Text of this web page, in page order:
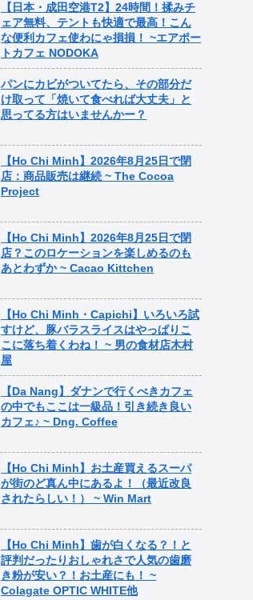
【日本・成田空港T2】24時間！揉みチ
ェア無料、テントも快適で最高！こん
な便利カフェ使わにゃ損損！ ~エアポー
トカフェ NODOKA
パンにカビがついてたら、その部分だ
け取って「焼いて食べれば大丈夫」と
思ってる方はいませんかー？
【Ho Chi Minh】2026年8月25日で閉
店：商品販売は継続 ~ The Cocoa
Project
【Ho Chi Minh】2026年8月25日で閉
店？このロケーションを楽しめるのも
あとわずか ~ Cacao Kittchen
【Ho Chi Minh・Capichi】いろいろ試
すけど、豚バラスライスはやっぱりこ
こに落ち着くわね！ ~ 男の食材店木村
屋
【Da Nang】ダナンで行くべきカフェ
の中でもここは一級品！引き続き良い
カフェ♪ ~ Dng. Coffee
【Ho Chi Minh】お土産買えるスーパ
が街のど真ん中にあるよ！（最近改良
されたらしい！） ~ Win Mart
【Ho Chi Minh】歯が白くなる？！と
評判だったりおしゃれさで人気の歯磨
き粉が安い？！お土産にも！ ~
Colagate OPTIC WHITE他